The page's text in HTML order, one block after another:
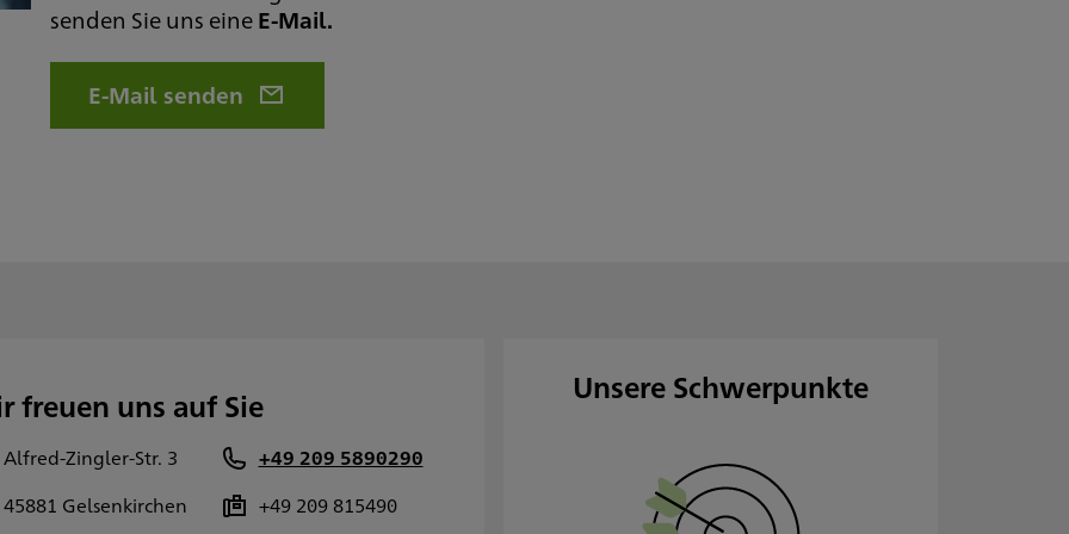
senden Sie uns eineE-Mail.
E-Mail senden
freuen uns auf Sie
Alfred-Zingler-Str. 3
45881 Gelsenkirchen
+49 209 5890290
+49 209 815490
Unsere Schwerpunkte